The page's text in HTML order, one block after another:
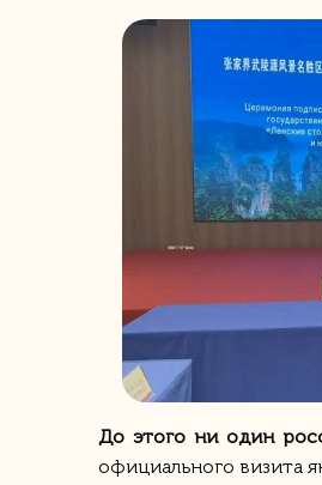
До этого ни один
официального визита